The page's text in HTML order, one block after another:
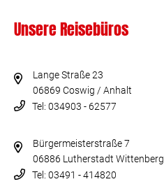
Unsere Reisebüros
Lange Straße 23
06869 Coswig / Anhalt
Tel: 034903 - 62577
Bürgermeisterstraße 7
06886 Lutherstadt Wittenberg
Tel: 03491 - 414820